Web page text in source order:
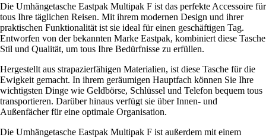
Die Umhängetasche Eastpak Multipak F ist das perfekte Accessoire für
tous Ihre täglichen Reisen. Mit ihrem modernen Design und ihrer
praktischen Funktionalität ist sie ideal für einen geschäftigen Tag.
Entworfen von der bekannten Marke Eastpak, kombiniert diese Tasche
Stil und Qualität, um tous Ihre Bedürfnisse zu erfüllen.
Hergestellt aus strapazierfähigen Materialien, ist diese Tasche für die
Ewigkeit gemacht. In ihrem geräumigen Hauptfach können Sie Ihre
wichtigsten Dinge wie Geldbörse, Schlüssel und Telefon bequem tous
transportieren. Darüber hinaus verfügt sie über Innen- und
Außenfächer für eine optimale Organisation.
Die Umhängetasche Eastpak Multipak F ist außerdem mit einem